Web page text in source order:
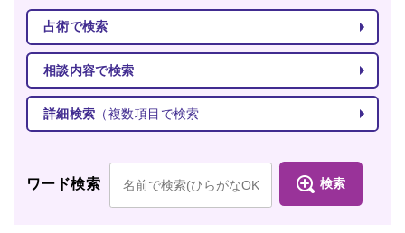
占術で検索
相談内容で検索
詳細検索 （複数項目で検索
ワード検索 検索